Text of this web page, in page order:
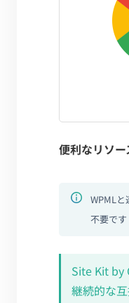
便利なリソー
WPML
不要です
Site Kit by
継続的な